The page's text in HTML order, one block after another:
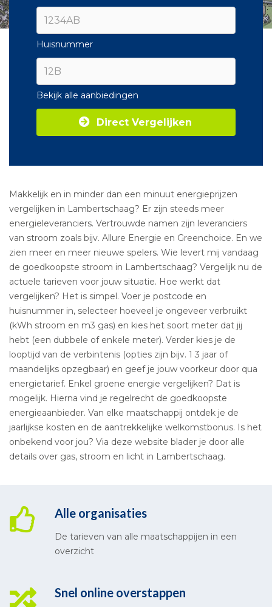
Huisnummer
Bekijk alle aanbiedingen
Direct Vergelijken
Makkelijk en in minder dan een minuut energieprijzen
vergelijken in Lambertschaag? Er zijn steeds meer
energieleveranciers. Vertrouwde namen zijn leveranciers
van stroom zoals bijv. Allure Energie en Greenchoice. En we
zien meer en meer nieuwe spelers. Wie levert mij vandaag
de goedkoopste stroom in Lambertschaag? Vergelijk nu de
actuele tarieven voor jouw situatie. Hoe werkt dat
vergelijken? Het is simpel. Voer je postcode en
huisnummer in, selecteer hoeveel je ongeveer verbruikt
(kWh stroom en m3 gas) en kies het soort meter dat jij
hebt (een dubbele of enkele meter). Verder kies je de
looptijd van de verbintenis (opties zijn bijv. 1 3 jaar of
maandelijks opzegbaar) en geef je jouw voorkeur door qua
energietarief. Enkel groene energie vergelijken? Dat is
mogelijk. Hierna vind je regelrecht de goedkoopste
energieaanbieder. Van elke maatschappij ontdek je de
jaarlijkse kosten en de aantrekkelijke welkomstbonus. Is het
onbekend voor jou? Via deze website blader je door alle
details over gas, stroom en licht in Lambertschaag.
Alle organisaties
De tarieven van alle maatschappijen in een
overzicht
Snel online overstappen